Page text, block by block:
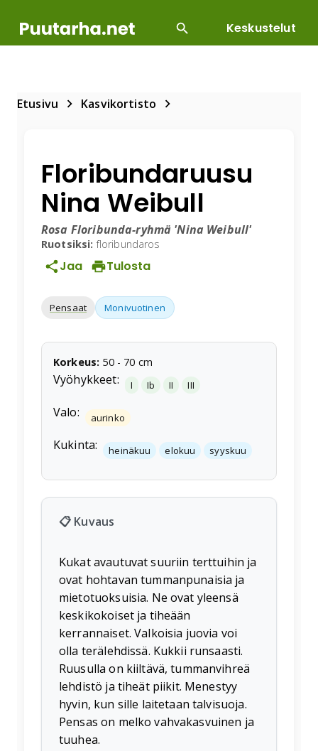
Keskustelut
Etusivu Kasvikortisto
Floribundaruusu
Nina Weibull
Rosa Floribunda-ryhmä 'Nina Weibull'
Ruotsiksi: floribundaros
Jaa Tulosta
Pensaat Monivuotinen
Korkeus: 50- 70 cm
Vyöhykkeet: I Ib II III
Valo: aurinko
Kukinta: heinäkuu elokuu syyskuu
📋 Kuvaus
Kukat avautuvat suuriin terttuihin ja
ovat hohtavan tummanpunaisia ja
mietotuoksuisia. Ne ovat yleensä
keskikokoiset ja tiheään
kerrannaiset. Valkoisia juovia voi
olla terälehdissä. Kukkii runsaasti.
Ruusulla on kiiltävä, tummanvihreä
lehdistö ja tiheät piikit. Menestyy
hyvin, kun sille laitetaan talvisuoja.
Pensas on melko vahvakasvuinen ja
tuuhea.